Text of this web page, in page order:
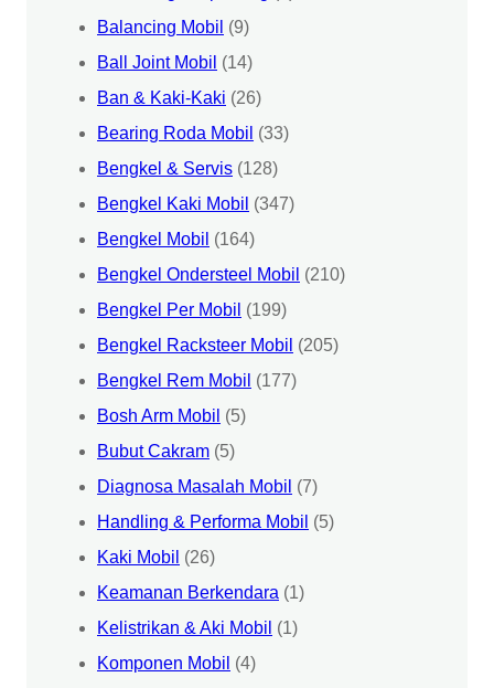
Balancing Mobil (9)
Ball Joint Mobil (14)
Ban & Kaki-Kaki (26)
Bearing Roda Mobil (33)
Bengkel & Servis (128)
Bengkel Kaki Mobil (347)
Bengkel Mobil (164)
Bengkel Ondersteel Mobil (210)
Bengkel Per Mobil (199)
Bengkel Racksteer Mobil (205)
Bengkel Rem Mobil (177)
Bosh Arm Mobil (5)
Bubut Cakram (5)
Diagnosa Masalah Mobil (7)
Handling & Performa Mobil (5)
Kaki Mobil (26)
Keamanan Berkendara (1)
Kelistrikan & Aki Mobil (1)
Komponen Mobil (4)